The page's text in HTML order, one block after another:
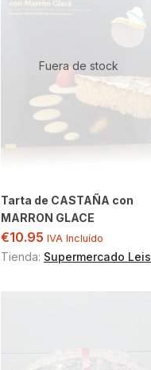
Fuera de stock
Tarta de CASTAÑA con
MARRON GLACE
€10.95 IVA Incluído
Tienda: Supermercado Leis